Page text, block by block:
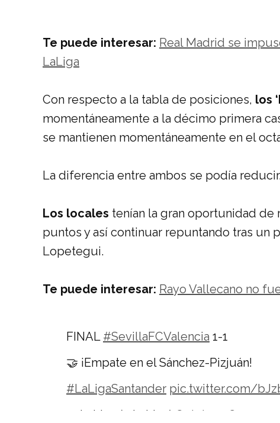
Te puede interesar: Real Madrid se
LaLiga
Con respecto a la tabla de posiciones, los
momentáneamente a la décimo primera
se mantienen momentáneamente en el
La diferencia entre ambos se podía reducir.
Los locales tenían la gran oportunidad de
puntos y así continuar repuntando tras un
Lopetegui.
Te puede interesar: Rayo Vallecano no
FINAL #SevillaFCValencia 1-1
🤝 ¡Empate en el Sánchez-Pizjuán!
#LaLigaSantander pic.twitter.com/
— LaLiga (@LaLiga) October 18, 2022